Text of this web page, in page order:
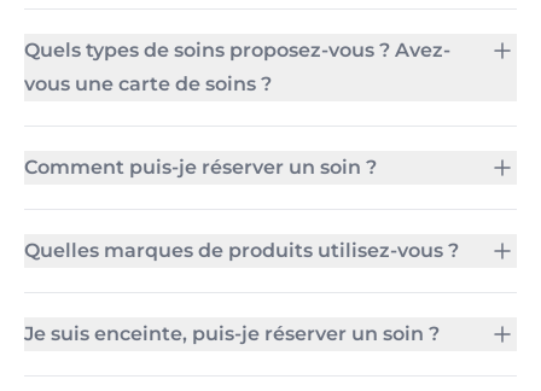
Quels types de soins proposez-vous ? Avez-
vous une carte de soins ?
Comment puis-je réserver un soin ?
Quelles marques de produits utilisez-vous ?
Je suis enceinte, puis-je réserver un soin ?